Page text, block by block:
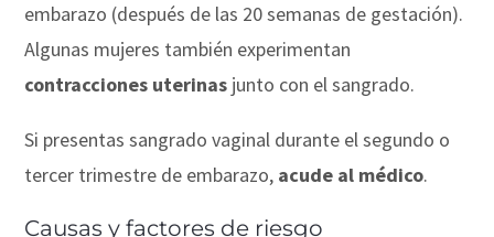
embarazo (después de las 20 semanas de gestación).
Algunas mujeres también experimentan
contracciones uterinas junto con el sangrado.
Si presentas sangrado vaginal durante el segundo o
tercer trimestre de embarazo, acude al médico.
Causas y factores de riesgo